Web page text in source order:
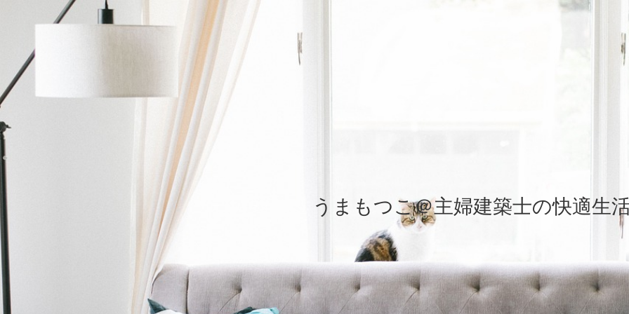
うまもつこ＠主婦建築士の快適生